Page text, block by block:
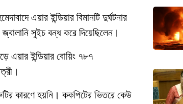
এয়ার ইন্ডিয়ার বিমানটি দুর্ঘটনার
সুইচ বন্ধ করে দিয়েছিলেন।
এয়ার ইন্ডিয়ার বোয়িং ৭৮৭
কারণে হয়নি। ককপিটের ভিতরে কেউ